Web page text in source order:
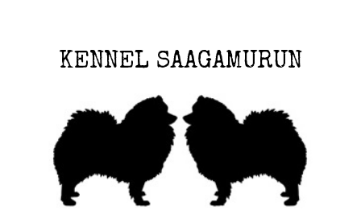
KENNEL SAAGAMURUN